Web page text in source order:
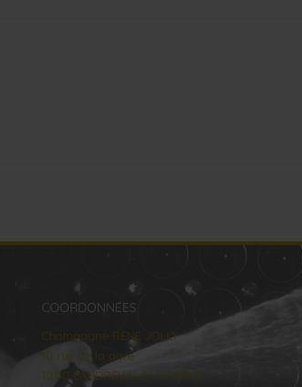
COORDONNÉES
Champagne RENE JOLLY
10 rue de la gare
10110 LANDREVILLE - FRANCE